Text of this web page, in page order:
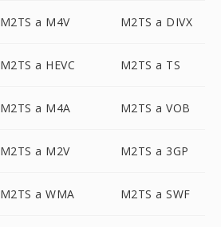
M2TS a M4V M2TS a DIVX
M2TS a HEVC M2TS a TS
M2TS a M4A M2TS a VOB
M2TS a M2V M2TS a 3GP
M2TS a WMA M2TS a SWF